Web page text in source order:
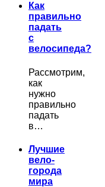
Как
правильно
падать
с
велосипеда?
Рассмотрим,
как
нужно
правильно
падать
в…
Лучшие
вело-
города
мира